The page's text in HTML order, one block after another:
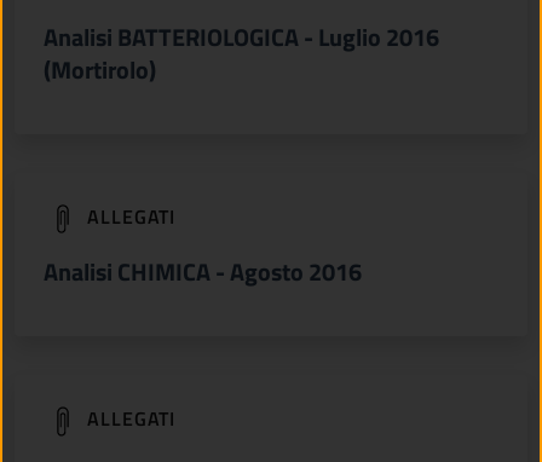
Analisi BATTERIOLOGICA - Luglio 2016
(Mortirolo)
ALLEGATI
Analisi CHIMICA - Agosto 2016
(apre in un'altra scheda).
ALLEGATI
(apre in un'altra scheda).